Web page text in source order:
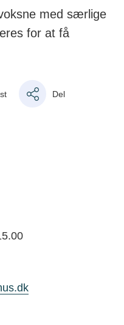
med særlige
for at få
Del